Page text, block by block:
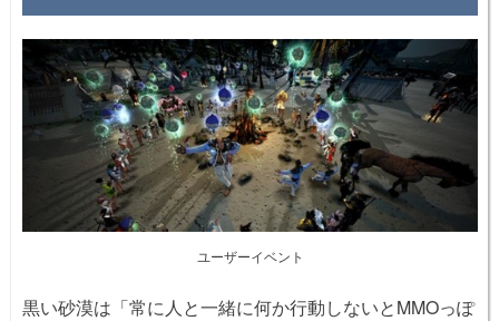
ユーザーイベント
黒い砂漠は「常に人と一緒に何か行動しないとMMOっぽ